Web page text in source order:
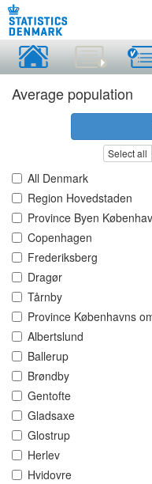
Average population
Select all
All Denmark
Region Hovedstaden
Province Byen
Copenhagen
Frederiksberg
Dragør
Tårnby
Province Københavns
Albertslund
Ballerup
Brøndby
Gentofte
Gladsaxe
Glostrup
Herlev
Hvidovre